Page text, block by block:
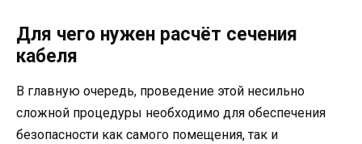
Для чего нужен расчёт сечения
кабеля
В главную очередь, проведение этой несильно
сложной процедуры необходимо для обеспечения
безопасности как самого помещения, так и